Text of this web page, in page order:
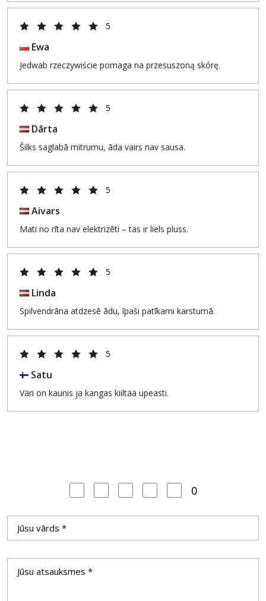
5
Ewa
Jedwab rzeczywiście pomaga na przesuszoną skórę.
5
Dārta
Šilks saglabā mitrumu, āda vairs nav sausa.
5
Aivars
Mati no rīta nav elektrizēti – tas ir liels pluss.
5
Linda
Spilvendrāna atdzesē ādu, īpaši patīkami karstumā.
5
Satu
Väri on kaunis ja kangas kiiltää upeasti.
0